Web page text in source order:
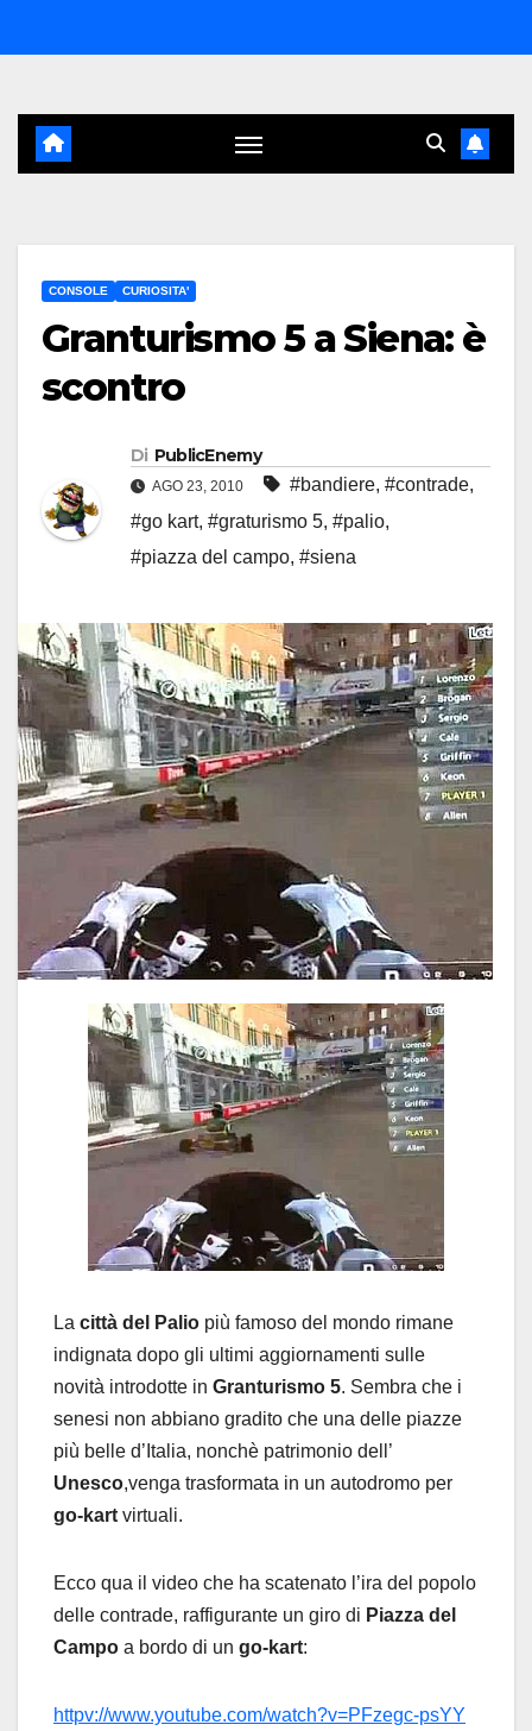
al
CONSOLE CURIOSITA'
Granturismo 5 a Siena: è
scontro
Di PublicEnemy
AGO 23, 2010 #bandiere, #contrade,
#go kart, #graturismo 5, #palio,
#piazza del campo, #siena
La città del Palio più famoso del mondo rimane
indignata dopo gli ultimi aggiornamenti sulle
novità introdotte in Granturismo 5. Sembra che i
senesi non abbiano gradito che una delle piazze
più belle d’Italia, nonchè patrimonio dell’
Unesco,venga trasformata in un autodromo per
go-kart virtuali.
Ecco qua il video che ha scatenato l’ira del popolo
delle contrade, raffigurante un giro di Piazza del
Campo a bordo di un go-kart:
httpv://www.youtube.com/watch?v=PFzegc-psYY